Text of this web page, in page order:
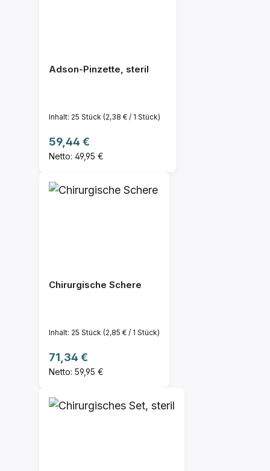
Adson-Pinzette, steril
Inhalt: 25 Stück (2,38 € / 1 Stück)
Regulärer Preis:
59,44 €
Netto: 49,95 €
Chirurgische Schere
Inhalt: 25 Stück (2,85 € / 1 Stück)
Regulärer Preis:
71,34 €
Netto: 59,95 €